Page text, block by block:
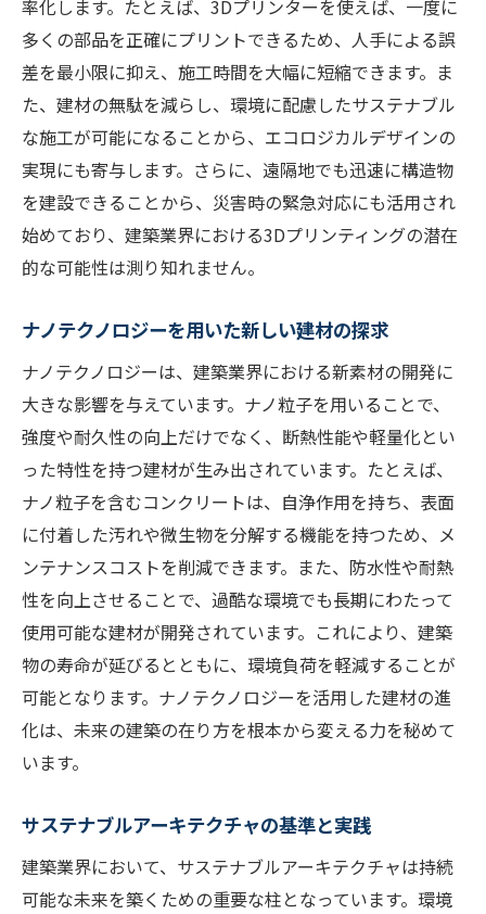
率化します。たとえば、3Dプリンターを使えば、一度に
多くの部品を正確にプリントできるため、人手による誤
差を最小限に抑え、施工時間を大幅に短縮できます。ま
た、建材の無駄を減らし、環境に配慮したサステナブル
な施工が可能になることから、エコロジカルデザインの
実現にも寄与します。さらに、遠隔地でも迅速に構造物
を建設できることから、災害時の緊急対応にも活用され
始めており、建築業界における3Dプリンティングの潜在
的な可能性は測り知れません。
ナノテクノロジーを用いた新しい建材の探求
ナノテクノロジーは、建築業界における新素材の開発に
大きな影響を与えています。ナノ粒子を用いることで、
強度や耐久性の向上だけでなく、断熱性能や軽量化とい
った特性を持つ建材が生み出されています。たとえば、
ナノ粒子を含むコンクリートは、自浄作用を持ち、表面
に付着した汚れや微生物を分解する機能を持つため、メ
ンテナンスコストを削減できます。また、防水性や耐熱
性を向上させることで、過酷な環境でも長期にわたって
使用可能な建材が開発されています。これにより、建築
物の寿命が延びるとともに、環境負荷を軽減することが
可能となります。ナノテクノロジーを活用した建材の進
化は、未来の建築の在り方を根本から変える力を秘めて
います。
サステナブルアーキテクチャの基準と実践
建築業界において、サステナブルアーキテクチャは持続
可能な未来を築くための重要な柱となっています。環境